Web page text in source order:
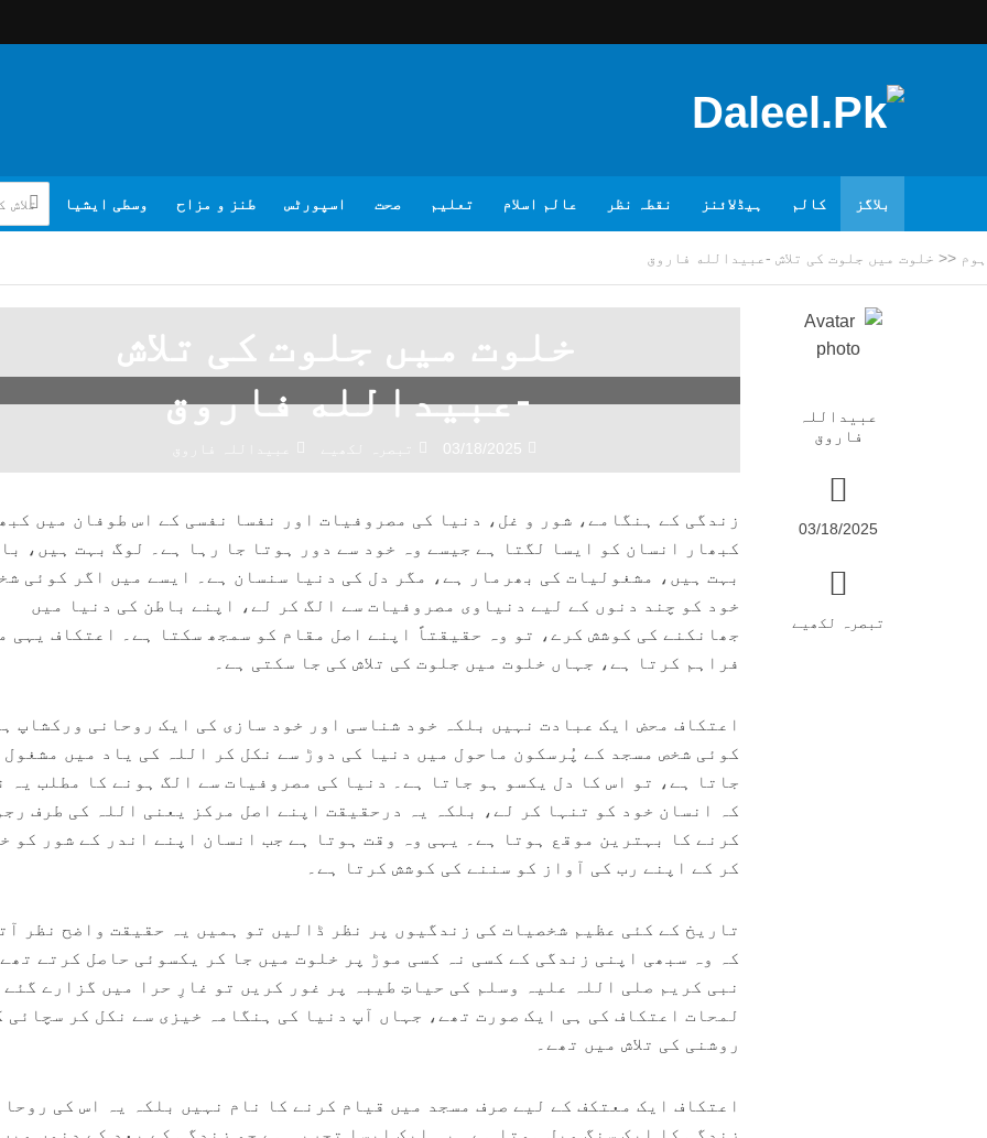
بلاگز کالم ہیڈلائنز نقطہ نظر عالم اسلام تعلیم صحت اسپورٹس طنز و مزاح وسطی ایشیا
ہوم << خلوت میں جلوت کی تلاش -عبیدالله فاروق
عبیداللہ
فاروق
03/18/2025
تبصرہ لکھیے
خلوت میں جلوت کی تلاش
-عبیدالله فاروق
03/18/2025
زندگی کے ہنگامے، شور و غل، دنیا کی مصروفیات اور نفسا نفسی کے اس طوفان میں
کبھار انسان کو ایسا لگتا ہے جیسے وہ خود سے دور ہوتا جا رہا ہے۔ لوگ بہت ہیں،
بہت ہیں، مشغولیات کی بھرمار ہے، مگر دل کی دنیا سنسان ہے۔ ایسے میں اگر کوئی
خود کو چند دنوں کے لیے دنیاوی مصروفیات سے الگ کر لے، اپنے باطن کی دنیا میں
جھانکنے کی کوشش کرے، تو وہ حقیقتاً اپنے اصل مقام کو سمجھ سکتا ہے۔ اعتکاف یہی
فراہم کرتا ہے، جہاں خلوت میں جلوت کی تلاش کی جا سکتی ہے۔
اعتکاف محض ایک عبادت نہیں بلکہ خود شناسی اور خود سازی کی ایک روحانی ورکشاپ
کوئی شخص مسجد کے پُرسکون ماحول میں دنیا کی دوڑ سے نکل کر اللہ کی یاد میں مشغول
جاتا ہے، تو اس کا دل یکسو ہو جاتا ہے۔ دنیا کی مصروفیات سے الگ ہونے کا مطلب یہ
کہ انسان خود کو تنہا کر لے، بلکہ یہ درحقیقت اپنے اصل مرکز یعنی اللہ کی طرف
کرنے کا بہترین موقع ہوتا ہے۔ یہی وہ وقت ہوتا ہے جب انسان اپنے اندر کے شور کو
کر کے اپنے رب کی آواز کو سننے کی کوشش کرتا ہے۔
تاریخ کے کئی عظیم شخصیات کی زندگیوں پر نظر ڈالیں تو ہمیں یہ حقیقت واضح نظر
کہ وہ سبھی اپنی زندگی کے کسی نہ کسی موڑ پر خلوت میں جا کر یکسوئی حاصل کرتے
نبی کریم صلی اللہ علیہ وسلم کی حیاتِ طیبہ پر غور کریں تو غارِ حرا میں گزارے گئے
لمحات اعتکاف کی ہی ایک صورت تھے، جہاں آپ دنیا کی ہنگامہ خیزی سے نکل کر سچائی
روشنی کی تلاش میں تھے۔
اعتکاف ایک معتکف کے لیے صرف مسجد میں قیام کرنے کا نام نہیں بلکہ یہ اس کی
زندگی کا ایک سنگِ میل ہوتا ہے۔ یہ ایک ایسا تجربہ ہے جو زندگی کے بعد کے دنوں